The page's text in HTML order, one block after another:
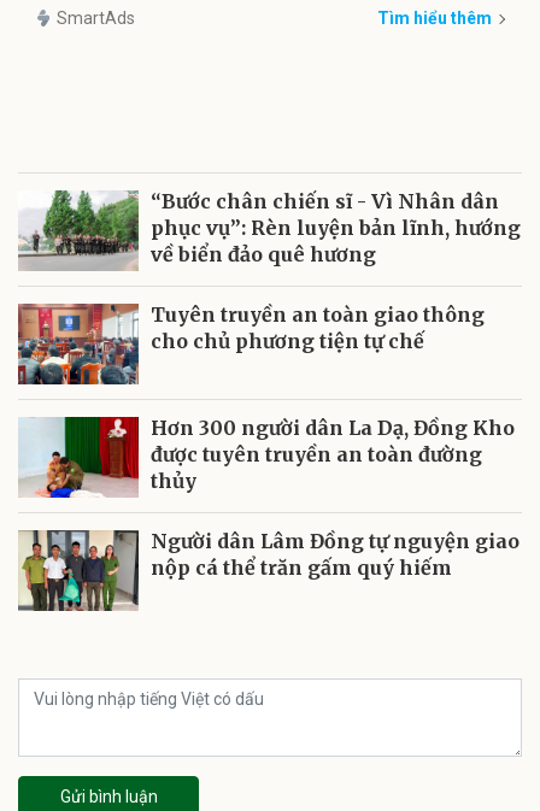
SmartAds Tìm hiểu thêm
“Bước chân chiến sĩ - Vì Nhân dân
phục vụ”: Rèn luyện bản lĩnh, hướng
về biển đảo quê hương
Tuyên truyền an toàn giao thông
cho chủ phương tiện tự chế
Hơn 300 người dân La Dạ, Đồng Kho
được tuyên truyền an toàn đường
thủy
Người dân Lâm Đồng tự nguyện giao
nộp cá thể trăn gấm quý hiếm
Gửi bình luận